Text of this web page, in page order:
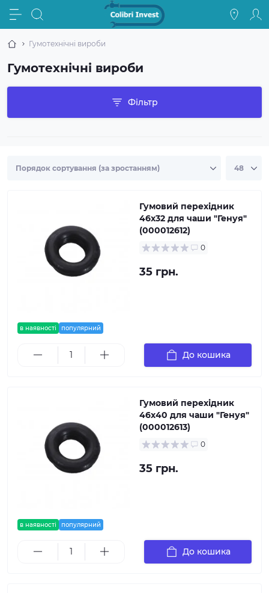
Гумотехнічні вироби
Гумотехнічні вироби
Фільтр
в наявності популярний
Гумовий перехідник
46х32 для чаши ″Генуя″
(000012612)
0
35 грн.
До кошика
в наявності популярний
Гумовий перехідник
46х40 для чаши ″Генуя″
(000012613)
0
35 грн.
До кошика